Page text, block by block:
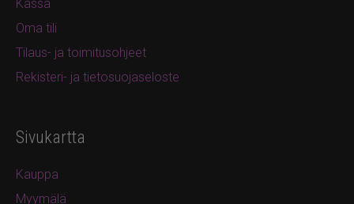
Kassa
Oma tili
Tilaus- ja toimitusohjeet
Rekisteri- ja tietosuojaseloste
Sivukartta
Kauppa
Myymälä